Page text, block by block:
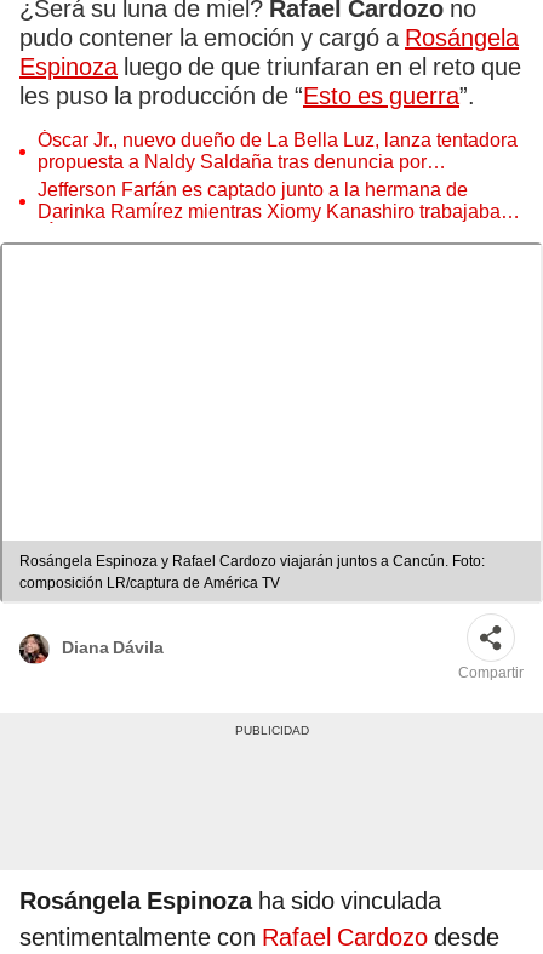
¿Será su luna de miel? Rafael Cardozo no
pudo contener la emoción y cargó a Rosángela
Espinozaluego de que triunfaran en el reto que
les puso la producción de “Esto es guerra”.
Óscar Jr., nuevo dueño de La Bella Luz, lanza tentadora
propuesta a Naldy Saldaña tras denuncia por
tocamientos
Jefferson Farfán es captado junto a la hermana de
Darinka Ramírez mientras Xiomy Kanashiro trabajaba:
Rosángela Espinoza y Rafael Cardozo viajarán juntos a Cancún. Foto:
composición LR/captura de América TV
Diana Dávila
Compartir
Rosángela Espinozaha sido vinculada
sentimentalmente con Rafael Cardozo desde